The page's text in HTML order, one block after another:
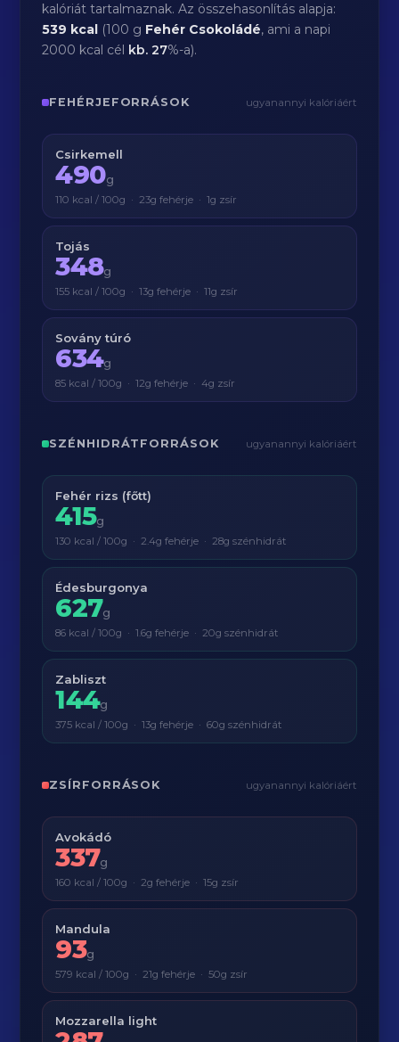
kalóriát tartalmaznak. Az összehasonlítás alapja:
539 kcal (100 g Fehér Csokoládé, ami a napi
2000 kcal cél kb.27%-a).
FEHÉRJEFORRÁSOK ugyanannyi kalóriáért
Csirkemell
490g
110 kcal / 100g · 23g fehérje · 1g zsír
Tojás
348g
155 kcal / 100g · 13g fehérje · 11g zsír
Sovány túró
634g
85 kcal / 100g · 12g fehérje · 4g zsír
SZÉNHIDRÁTFORRÁSOK ugyanannyi kalóriáért
Fehér rizs (főtt)
415g
130 kcal / 100g · 2.4g fehérje · 28g szénhidrát
Édesburgonya
627g
86 kcal / 100g · 1.6g fehérje · 20g szénhidrát
Zabliszt
144g
375 kcal / 100g · 13g fehérje · 60g szénhidrát
ZSÍRFORRÁSOK ugyanannyi kalóriáért
Avokádó
337g
160 kcal / 100g · 2g fehérje · 15g zsír
Mandula
93g
579 kcal / 100g · 21g fehérje · 50g zsír
Mozzarella light